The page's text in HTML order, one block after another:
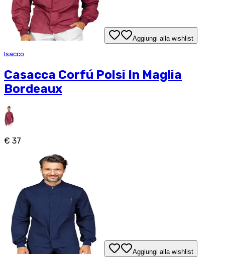
Aggiungi alla wishlist
Isacco
Casacca Corfú Polsi In Maglia
Bordeaux
€ 37
Aggiungi alla wishlist